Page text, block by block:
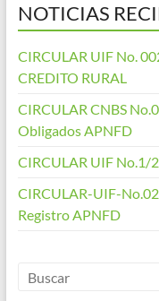
NOTICIAS
CIRCULAR UIF No.
CREDITO RURAL
CIRCULAR CNBS
Obligados APNFD
CIRCULAR UIF No.1/
CIRCULAR-UIF-
Registro APNFD